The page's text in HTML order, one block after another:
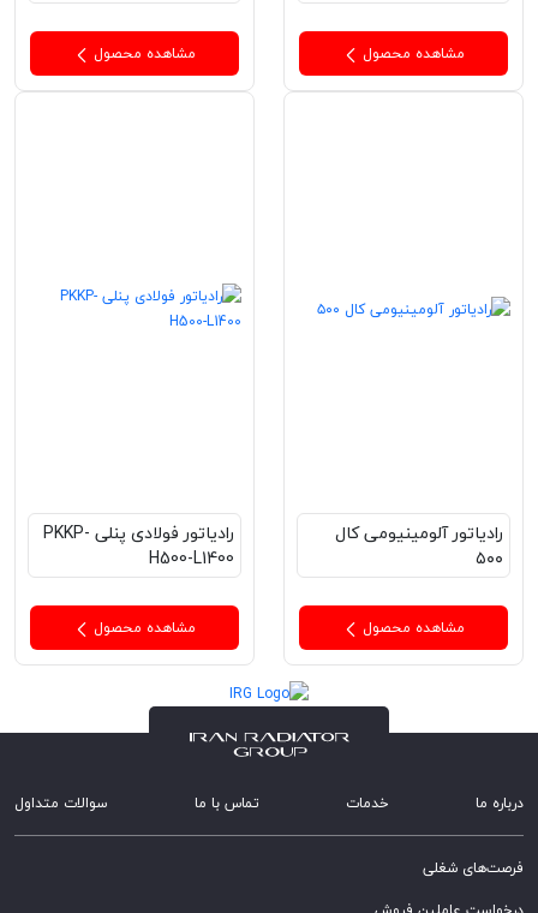
مشاهده محصول مشاهده محصول
رادیاتور آلومینیومی کال
۵۰۰
مشاهده محصول
رادیاتور فولادی پنلی PKKP-
H500-L1400
مشاهده محصول
درباره ما خدمات تماس با ما سوالات متداول
فرصت‌های شغلی